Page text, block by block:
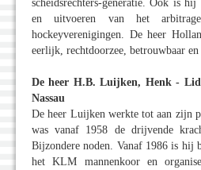
scheidsrechters-generatie. Ook is
en uitvoeren van het
hockeyverenigingen. De heer
eerlijk, rechtdoorzee, betrouwbaar en
De heer H.B. Luijken, Henk -
Nassau
De heer Luijken werkte tot aan zijn
was vanaf 1958 de drijvende
Bijzondere noden. Vanaf 1986 is hij
het KLM mannenkoor en